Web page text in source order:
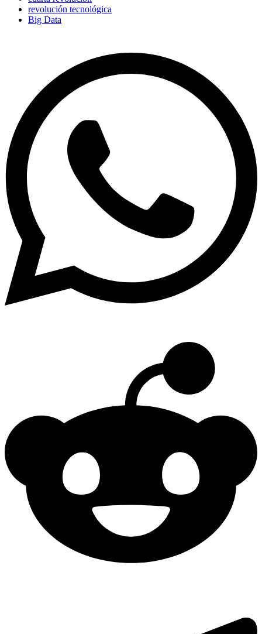
revolución tecnológica
Big Data